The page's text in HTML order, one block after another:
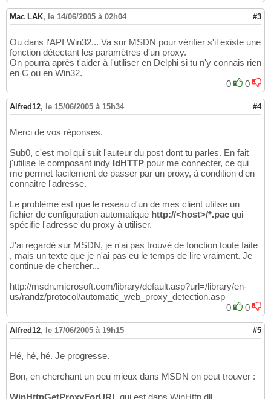
Mac LAK, le 14/06/2005 à 02h04 #3
Ou dans l'API Win32... Va sur MSDN pour vérifier s'il existe une
fonction détectant les paramètres d'un proxy.
On pourra après t'aider à l'utiliser en Delphi si tu n'y connais rien
en C ou en Win32.
0
0
Alfred12, le 15/06/2005 à 15h34 #4
Merci de vos réponses.
Sub0, c'est moi qui suit l'auteur du post dont tu parles. En fait
j'utilise le composant indy IdHTTP pour me connecter, ce qui
me permet facilement de passer par un proxy, à condition d'en
connaitre l'adresse.
Le problème est que le reseau d'un de mes client utilise un
fichier de configuration automatique http://<host>/*.pac qui
spécifie l'adresse du proxy à utiliser.
J'ai regardé sur MSDN, je n'ai pas trouvé de fonction toute faite
, mais un texte que je n'ai pas eu le temps de lire vraiment. Je
continue de chercher...
http://msdn.microsoft.com/library/default.asp?url=/library/en-
us/randz/protocol/automatic_web_proxy_detection.asp
0
0
Alfred12, le 17/06/2005 à 19h15 #5
Hé, hé, hé. Je progresse.
Bon, en cherchant un peu mieux dans MSDN on peut trouver :